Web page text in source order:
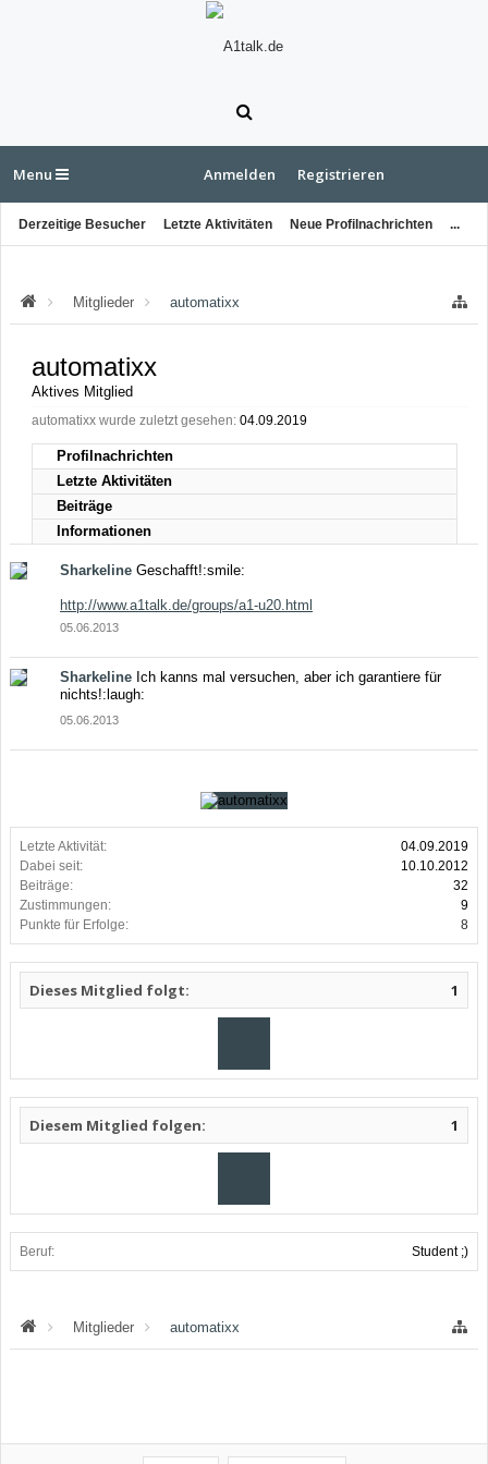
Menu
Derzeitige Besucher Letzte Aktivitäten Neue Profilnachrichten ...
Anmelden Registrieren
Mitglieder automatixx
Letzte Aktivität:
04.09.2019
Dabei seit:
10.10.2012
Beiträge:
32
Zustimmungen:
9
Punkte für Erfolge:
8
Dieses Mitglied folgt: 1
Diesem Mitglied folgen: 1
Beruf: Student ;)
automatixx
Aktives Mitglied
automatixx wurde zuletzt gesehen: 04.09.2019
Profilnachrichten
Letzte Aktivitäten
Beiträge
Informationen
Sharkeline Geschafft!:smile:
http://www.a1talk.de/groups/a1-u20.html
05.06.2013
Sharkeline Ich kanns mal versuchen, aber ich garantiere für
nichts!:laugh:
05.06.2013
Mitglieder automatixx